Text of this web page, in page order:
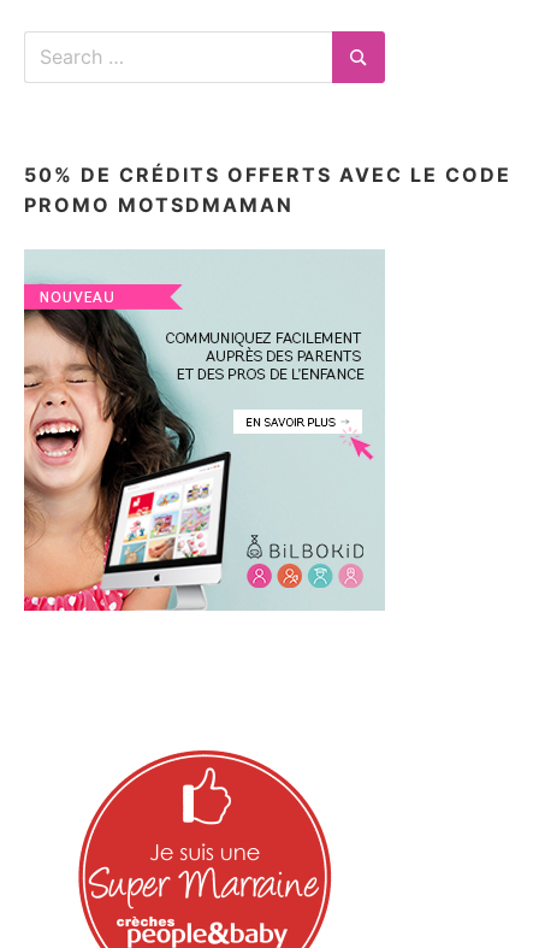
Search
Search
50% DE CRÉDITS OFFERTS AVEC LE CODE
PROMO MOTSDMAMAN